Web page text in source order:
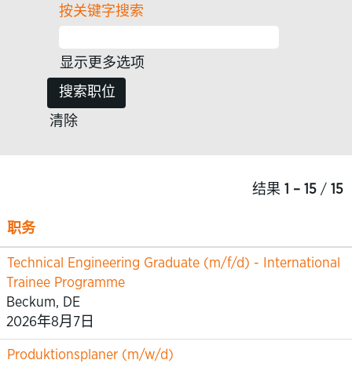
按关键字搜索
显示更多选项
清除
结果 1 – 15 / 15
职务
Technical Engineering Graduate (m/f/d) - International
Trainee Programme
Beckum, DE
2026年8月7日
Produktionsplaner (m/w/d)